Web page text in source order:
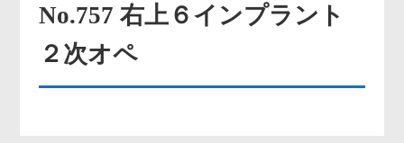
No.757 右上６インプラント
２次オペ